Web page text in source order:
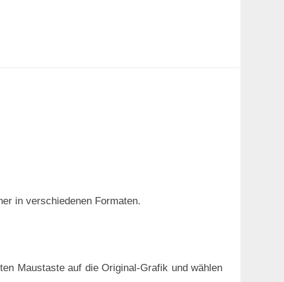
in verschiedenen Formaten.
Maustaste auf die Original-Grafik und wählen